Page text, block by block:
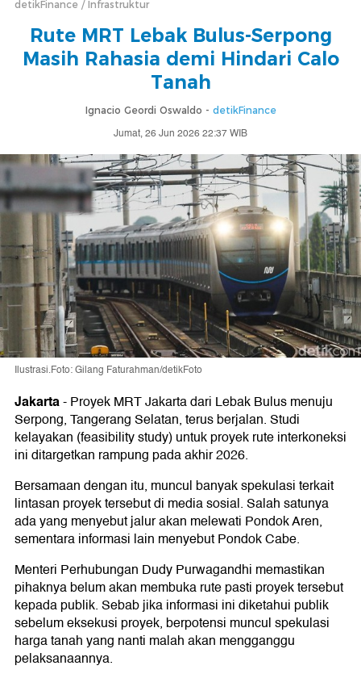
detikFinance Infrastruktur
Rute MRT Lebak Bulus-Serpong
Masih Rahasia demi Hindari Calo
Tanah
Ignacio Geordi Oswaldo - detikFinance
Jumat, 26 Jun 2026 22:37 WIB
Ilustrasi.Foto: Gilang Faturahman/detikFoto
Jakarta-Proyek MRT Jakarta dari Lebak Bulus menuju
Serpong, Tangerang Selatan, terus berjalan. Studi
kelayakan (feasibility study) untuk proyek rute interkoneksi
ini ditargetkan rampung pada akhir 2026.
Bersamaan dengan itu, muncul banyak spekulasi terkait
lintasan proyek tersebut di media sosial. Salah satunya
ada yang menyebut jalur akan melewati Pondok Aren,
sementara informasi lain menyebut Pondok Cabe.
Menteri Perhubungan Dudy Purwagandhi memastikan
pihaknya belum akan membuka rute pasti proyek tersebut
kepada publik. Sebab jika informasi ini diketahui publik
sebelum eksekusi proyek, berpotensi muncul spekulasi
harga tanah yang nanti malah akan mengganggu
pelaksanaannya.